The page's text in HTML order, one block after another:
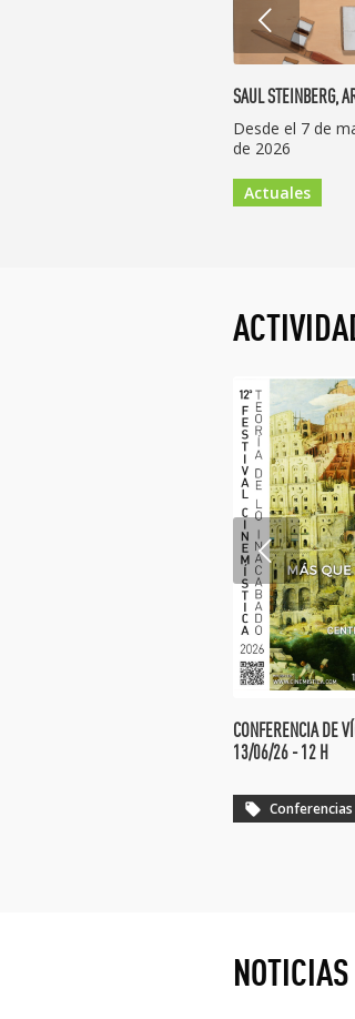
SAUL STEINBERG,
Desde el 7 de
de 2026
Actuales
NO-END. LO NON
IMAGEN-TIEMPO
Del 11 al 21 de
Actuales
Posterior
CONFERENCIA DE
13/06/26 - 12 H
local_offer Conferencias